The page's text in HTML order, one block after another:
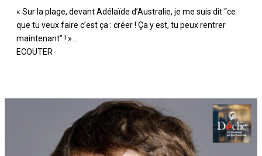
« Sur la plage, devant Adélaïde d’Australie, je me suis dit “ce
que tu veux faire c’est ça : créer ! Ça y est, tu peux rentrer
maintenant” ! »...
ECOUTER